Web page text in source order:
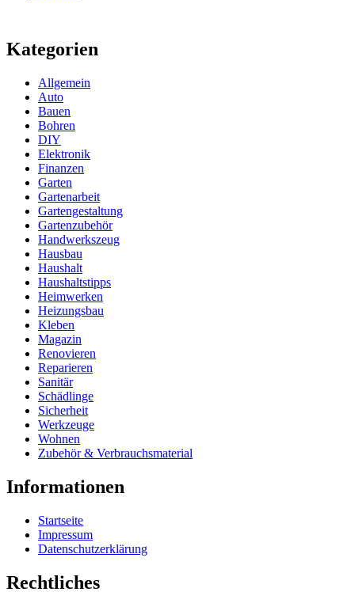
Kategorien
Allgemein
Auto
Bauen
Bohren
DIY
Elektronik
Finanzen
Garten
Gartenarbeit
Gartengestaltung
Gartenzubehör
Handwerkszeug
Hausbau
Haushalt
Haushaltstipps
Heimwerken
Heizungsbau
Kleben
Magazin
Renovieren
Reparieren
Sanitär
Schädlinge
Sicherheit
Werkzeuge
Wohnen
Zubehör & Verbrauchsmaterial
Informationen
Startseite
Impressum
Datenschutzerklärung
Rechtliches